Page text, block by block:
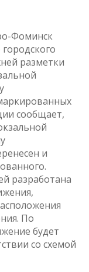
Фоминск
разметки
сообщает,
и
разработана
По
будет
со схемой